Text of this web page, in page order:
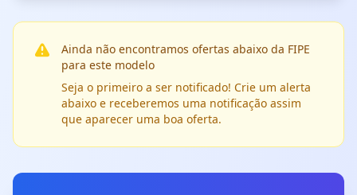
Ainda não encontramos ofertas abaixo da FIPE
para este modelo
Seja o primeiro a ser notificado! Crie um alerta
abaixo e receberemos uma notificação assim
que aparecer uma boa oferta.